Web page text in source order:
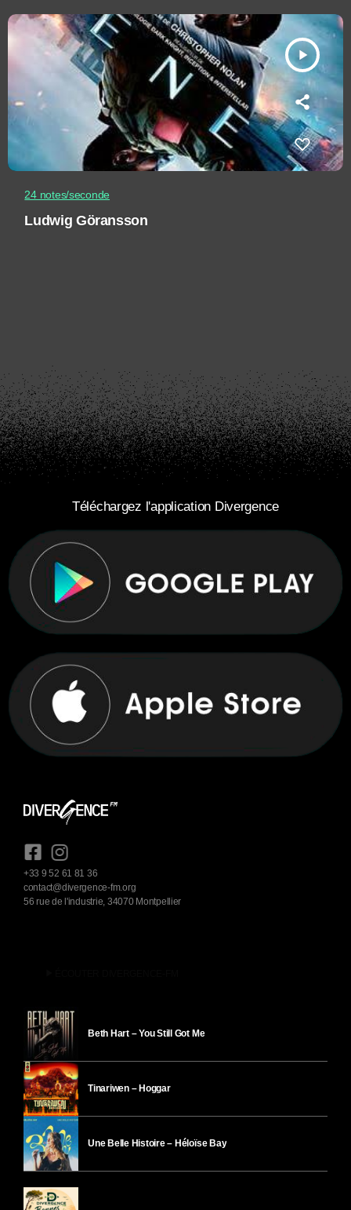
play_arrow
24 notes/seconde
Ludwig Göransson
Téléchargez l'application Divergence
+33 9 52 61 81 36
contact@divergence-fm.org
56 rue de l'industrie, 34070 Montpellier
Beth Hart – You Still Got Me
Tinariwen – Hoggar
Une Belle Histoire – Héloïse Bay